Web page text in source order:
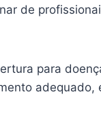
de
para